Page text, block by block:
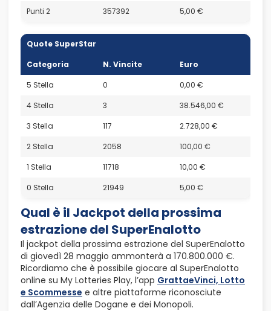
Punti 2
357392 5,00 €
Quote SuperStar
Categoria
N. Vincite
Euro
5 Stella
0
0,00 €
4 Stella
3
38.546,00 €
3 Stella
117
2.728,00 €
2 Stella
2058
100,00 €
1 Stella
11718
10,00 €
0 Stella
21949 5,00 €
Qual è il Jackpot della prossima
estrazione del SuperEnalotto
Il jackpot della prossima estrazione del SuperEnalotto
di giovedì 28 maggio ammonterà a 170.800.000 €.
Ricordiamo che è possibile giocare al SuperEnalotto
online su My Lotteries Play, l’app GrattaeVinci, Lotto
e Scommesse e altre piattaforme riconosciute
dall’Agenzia delle Dogane e dei Monopoli.